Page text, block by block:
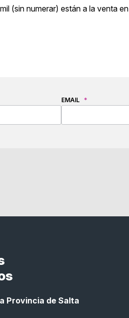
(sin numerar) están a la venta en
EMAIL *
Provincia de Salta